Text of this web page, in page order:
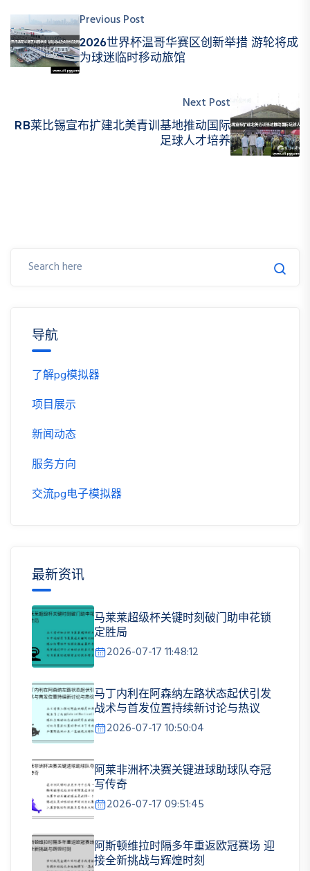
Previous Post
2026世界杯温哥华赛区创新举措 游轮将成
为球迷临时移动旅馆
Next Post
RB莱比锡宣布扩建北美青训基地推动国际
足球人才培养
导航
了解pg模拟器
项目展示
新闻动态
服务方向
交流pg电子模拟器
最新资讯
马莱莱超级杯关键时刻破门助申花锁
定胜局
2026-07-17 11:48:12
马丁内利在阿森纳左路状态起伏引发
战术与首发位置持续新讨论与热议
2026-07-17 10:50:04
阿莱非洲杯决赛关键进球助球队夺冠
写传奇
2026-07-17 09:51:45
阿斯顿维拉时隔多年重返欧冠赛场 迎
接全新挑战与辉煌时刻